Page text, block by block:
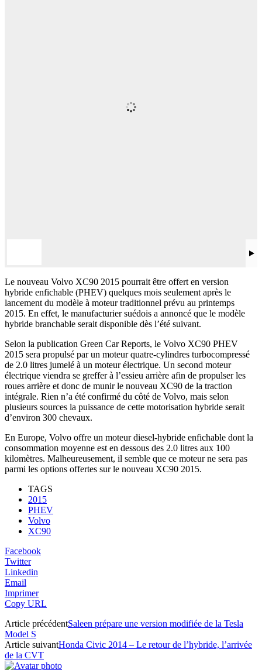
Le nouveau Volvo XC90 2015 pourrait être offert en version
hybride enfichable (PHEV) quelques mois seulement après le
lancement du modèle à moteur traditionnel prévu au printemps
2015. En effet, le manufacturier suédois a annoncé que le modèle
hybride branchable serait disponible dès l’été suivant.
Selon la publication Green Car Reports, le Volvo XC90 PHEV
2015 sera propulsé par un moteur quatre-cylindres turbocompressé
de 2.0 litres jumelé à un moteur électrique. Un second moteur
électrique viendra se greffer à l’essieu arrière afin de propulser les
roues arrière et donc de munir le nouveau XC90 de la traction
intégrale. Rien n’a été confirmé du côté de Volvo, mais selon
plusieurs sources la puissance de cette motorisation hybride serait
d’environ 300 chevaux.
En Europe, Volvo offre un moteur diesel-hybride enfichable dont la
consommation moyenne est en dessous des 2.0 litres aux 100
kilomètres. Malheureusement, il semble que ce moteur ne sera pas
parmi les options offertes sur le nouveau XC90 2015.
TAGS
2015
PHEV
Volvo
XC90
Facebook
Twitter
Linkedin
Email
Imprimer
Copy URL
Article précédentSaleen prépare une version modifiée de la Tesla
Model S
Article suivantHonda Civic 2014 – Le retour de l’hybride, l’arrivée
de la CVT